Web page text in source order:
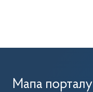
Мапа порталу